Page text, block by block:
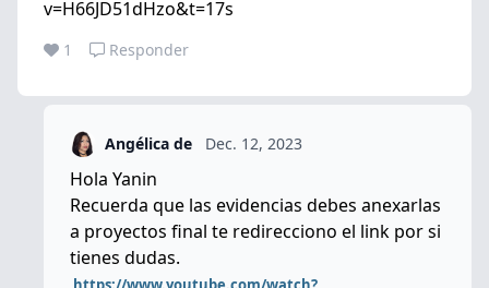
v=H66JD51dHzo&t=17s
1 Responder
Angélica de Dec. 12, 2023
Hola Yanin
Recuerda que las evidencias debes anexarlas
a proyectos final te redirecciono el link por si
tienes dudas.